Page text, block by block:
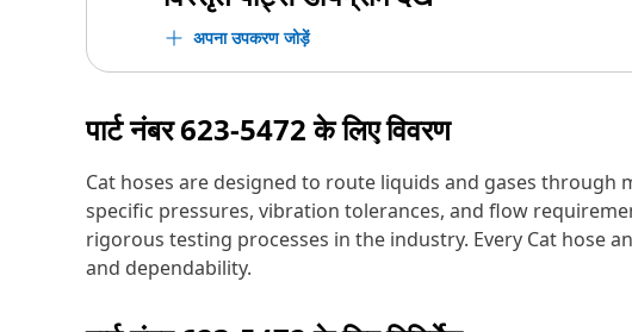
अपना उपकरण जोड़ें
पार्ट नंबर623-5472के लिए विवरण
Cat hoses are designed to route liquids and gases
specific pressures, vibration tolerances, and flow
rigorous testing processes in the industry. Every Cat hose
and dependability.